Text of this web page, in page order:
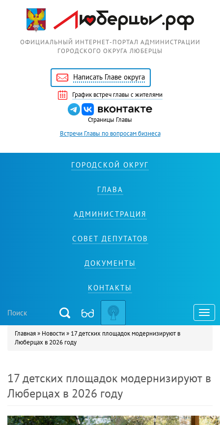
ОФИЦИАЛЬНЫЙ ИНТЕРНЕТ-ПОРТАЛ АДМИНИСТРАЦИИ
ГОРОДСКОГО ОКРУГА ЛЮБЕРЦЫ
Написать Главе округа
График встреч главы с жителями
Страницы Главы
Встречи Главы по вопросам бизнеса
ГОРОДСКОЙ ОКРУГ
ГЛАВА
АДМИНИСТРАЦИЯ
СОВЕТ ДЕПУТАТОВ
ДОКУМЕНТЫ
КОНТАКТЫ
Вы здесь
Главная» Новости » 17 детских площадок модернизируют в
Люберцах в 2026 году
17 детских площадок модернизируют в
Люберцах в 2026 году